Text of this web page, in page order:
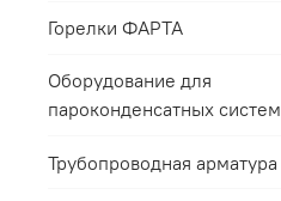
Горелки ФАРТА
Оборудование для
пароконденсатных систем
Трубопроводная арматура